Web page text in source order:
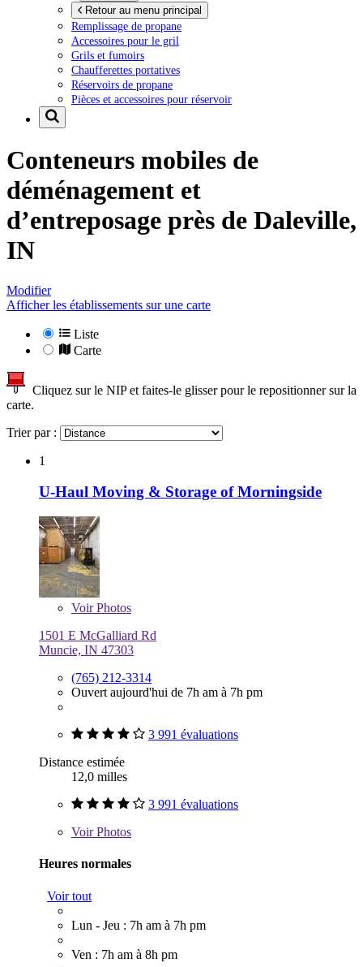
Retour au menu principal
Remplissage de propane
Accessoires pour le gril
Grils et fumoirs
Chaufferettes portatives
Réservoirs de propane
Pièces et accessoires pour réservoir
Conteneurs mobiles de
déménagement et
d’entreposage près de Daleville,
IN
Modifier
Afficher les établissements sur une carte
Liste
Carte
Cliquez sur le NIP et faites-le glisser pour le repositionner sur la
carte.
Trier par :
1
U-Haul Moving & Storage of Morningside
VoirPhotos
1501 E McGalliard Rd
Muncie, IN 47303
(765) 212-3314
Ouvert aujourd'hui de 7h am à 7h pm
3 991 évaluations
Distance estimée
12,0 milles
3 991 évaluations
VoirPhotos
Heures normales
Voir tout
Lun - Jeu : 7h am à 7h pm
Ven : 7h am à 8h pm